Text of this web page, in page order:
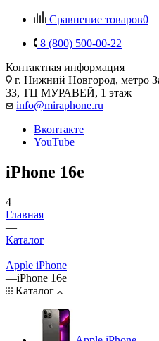
Сравнение товаров0
8 (800) 500-00-22
Контактная информация
г. Нижний Новгород, метро
33, ТЦ МУРАВЕЙ, 1 этаж
info@miraphone.ru
Вконтакте
YouTube
iPhone 16e
4
Главная
—
Каталог
—
Apple iPhone
—iPhone 16e
Каталог